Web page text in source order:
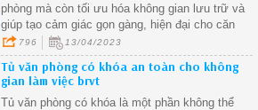
phòng mà còn tối ưu hóa không gian lưu trữ và
giúp tạo cảm giác gọn gàng, hiện đại cho căn
phòng
796 13/04/2023
Tủ văn phòng có khóa an toàn cho không
gian làm việc brvt
Tủ văn phòng có khóa là một phần không thể